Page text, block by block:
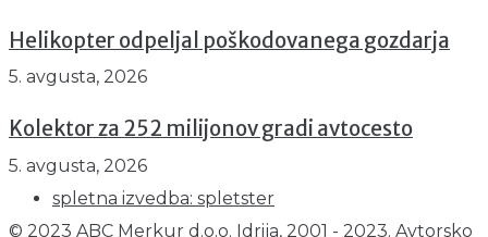
Helikopter odpeljal poškodovanega gozdarja
5. avgusta, 2026
Kolektor za 252 milijonov gradi avtocesto
5. avgusta, 2026
spletna izvedba: spletster
© 2023 ABC Merkur d.o.o. Idrija, 2001 - 2023. Avtorsko